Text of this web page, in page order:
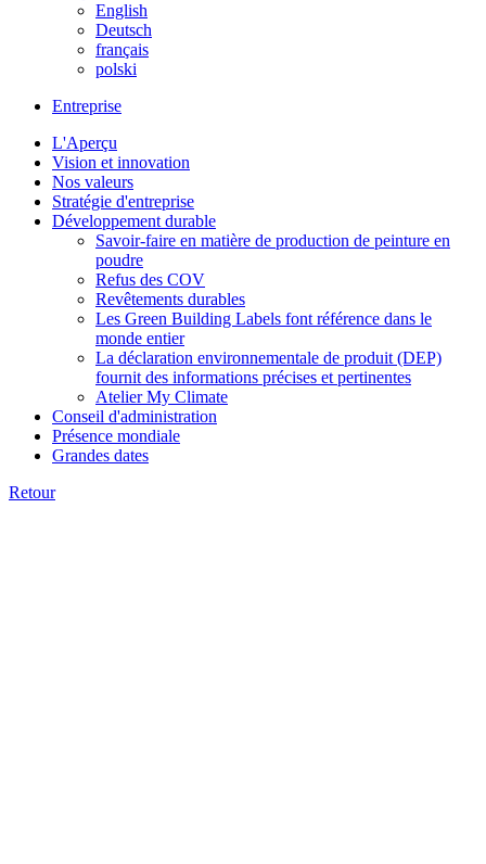
English
Deutsch
français
polski
Entreprise
L'Aperçu
Vision et innovation
Nos valeurs
Stratégie d'entreprise
Développement durable
Savoir-faire en matière de production de peinture en
poudre
Refus des COV
Revêtements durables
Les Green Building Labels font référence dans le
monde entier
La déclaration environnementale de produit (DEP)
fournit des informations précises et pertinentes
Atelier My Climate
Conseil d'administration
Présence mondiale
Grandes dates
Retour